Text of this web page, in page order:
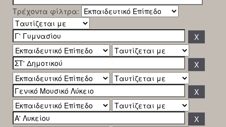
Τρέχοντα φίλτρα: